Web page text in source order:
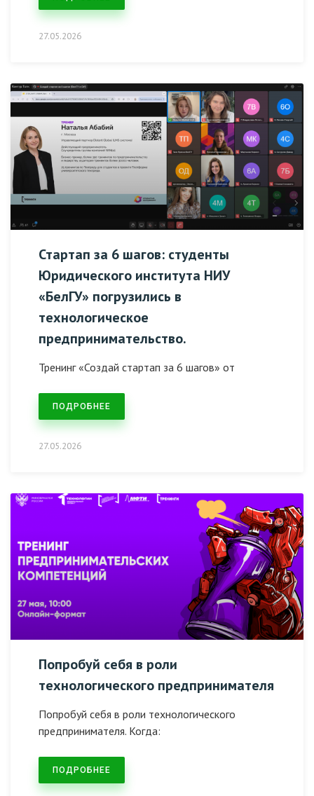
27.05.2026
Стартап за 6 шагов: студенты
Юридического института НИУ
«БелГУ» погрузились в
технологическое
предпринимательство.
Тренинг «Создай стартап за 6 шагов» от
ПОДРОБНЕЕ
27.05.2026
Попробуй себя в роли
технологического предпринимателя
Попробуй себя в роли технологического
предпринимателя. Когда:
ПОДРОБНЕЕ